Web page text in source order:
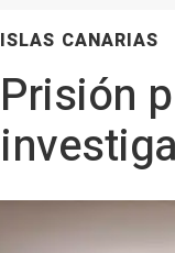
ISLAS CANARIAS
Prisión